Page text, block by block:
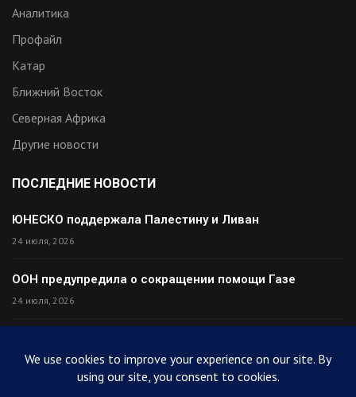
Аналитика
Профайл
Катар
Ближний Восток
Северная Африка
Другие новости
ПОСЛЕДНИЕ НОВОСТИ
ЮНЕСКО поддержала Палестину и Ливан
24 июля, 2026
ООН предупредила о сокращении помощи Газе
24 июля, 2026
24 июля, 2026